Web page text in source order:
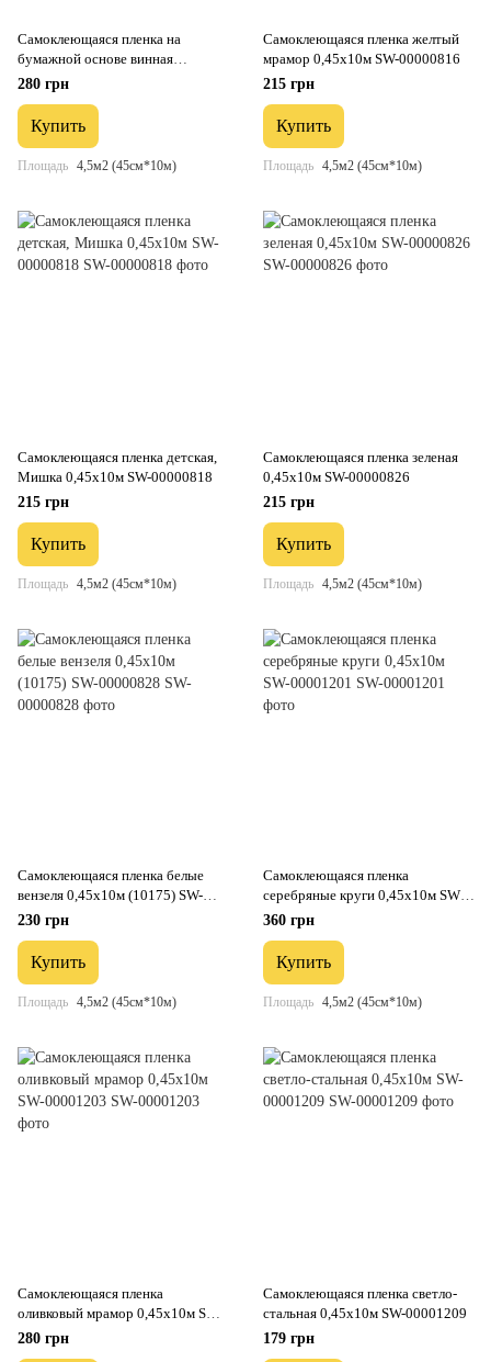
Самоклеющаяся пленка на
бумажной основе винная
0,45х10м SW-00000798
280 грн
Купить
Площадь 4,5м2 (45см*10м)
Самоклеющаяся пленка желтый
мрамор 0,45х10м SW-00000816
215 грн
Купить
Площадь 4,5м2 (45см*10м)
Самоклеющаяся пленка детская,
Мишка 0,45х10м SW-00000818
215 грн
Купить
Площадь 4,5м2 (45см*10м)
Самоклеющаяся пленка зеленая
0,45х10м SW-00000826
215 грн
Купить
Площадь 4,5м2 (45см*10м)
Самоклеющаяся пленка белые
вензеля 0,45х10м (10175) SW-
00000828
230 грн
Купить
Площадь 4,5м2 (45см*10м)
Самоклеющаяся пленка
серебряные круги 0,45х10м SW-
00001201
360 грн
Купить
Площадь 4,5м2 (45см*10м)
Самоклеющаяся пленка
оливковый мрамор 0,45х10м SW-
00001203
280 грн
Самоклеющаяся пленка светло-
стальная 0,45х10м SW-00001209
179 грн